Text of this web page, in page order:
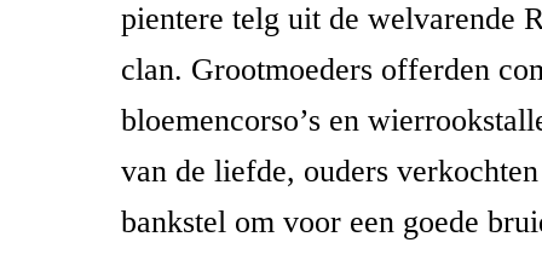
pientere telg uit de welvarende
clan. Grootmoeders offerden
bloemencorso’s en
van de liefde, ouders
bankstel om voor een goede